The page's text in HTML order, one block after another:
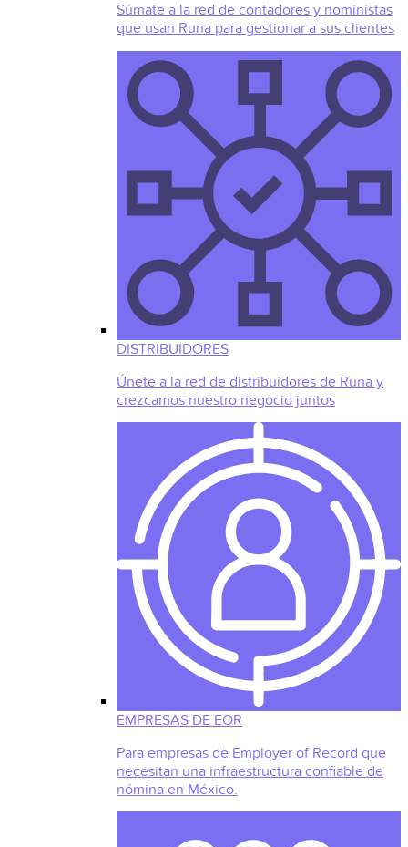
Súmate a la red de contadores y noministas
que usan Runa para gestionar a sus clientes
DISTRIBUIDORES
Únete a la red de distribuidores de Runa y
crezcamos nuestro negocio juntos
EMPRESAS DE EOR
Para empresas de Employer of Record que
necesitan una infraestructura confiable de
nómina en México.